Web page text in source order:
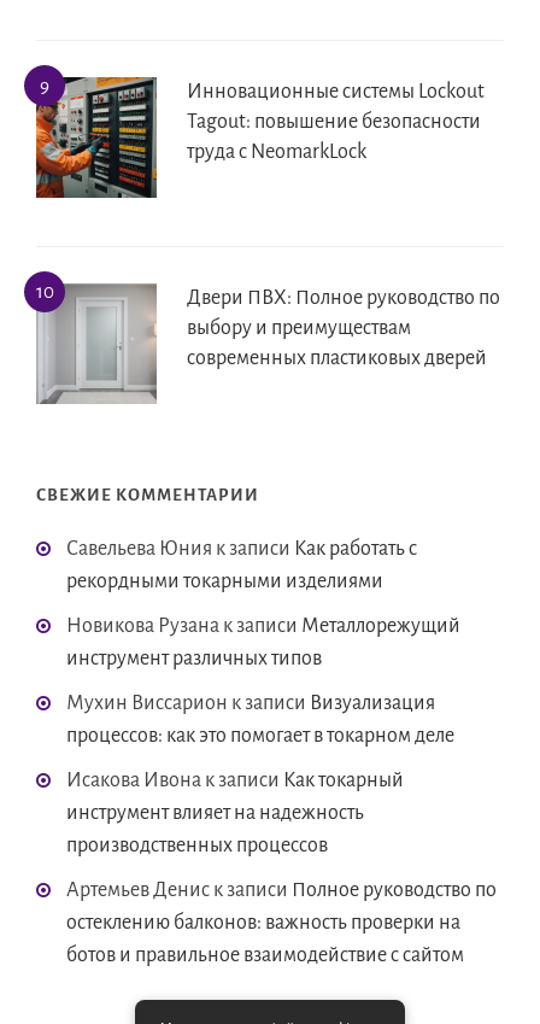
Инновационные системы Lockout
Tagout: повышение безопасности
труда с NeomarkLock
Двери ПВХ: Полное руководство по
выбору и преимуществам
современных пластиковых дверей
СВЕЖИЕ КОММЕНТАРИИ
Савельева Юния к записи Как работать с
рекордными токарными изделиями
Новикова Рузана к записи Металлорежущий
инструмент различных типов
Мухин Виссарион к записи Визуализация
процессов: как это помогает в токарном деле
Исакова Ивона к записи Как токарный
инструмент влияет на надежность
производственных процессов
Артемьев Денис к записи Полное руководство по
остеклению балконов: важность проверки на
ботов и правильное взаимодействие с сайтом